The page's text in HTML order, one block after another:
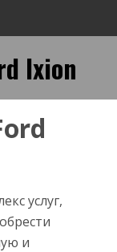
Ixion
услуг,
и